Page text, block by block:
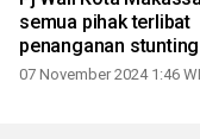
semua pihak terlibat
penanganan stunting
07 November 2024 1:46